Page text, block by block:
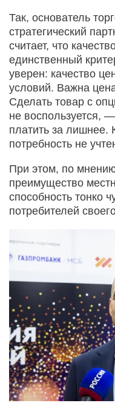
Так, основатель
стратегический
считает, что
единственный
уверен: качество
условий. Важна
Сделать товар с
не воспользуется,
платить за лишнее.
потребность не
При этом, по
преимущество
способность тонко
потребителей